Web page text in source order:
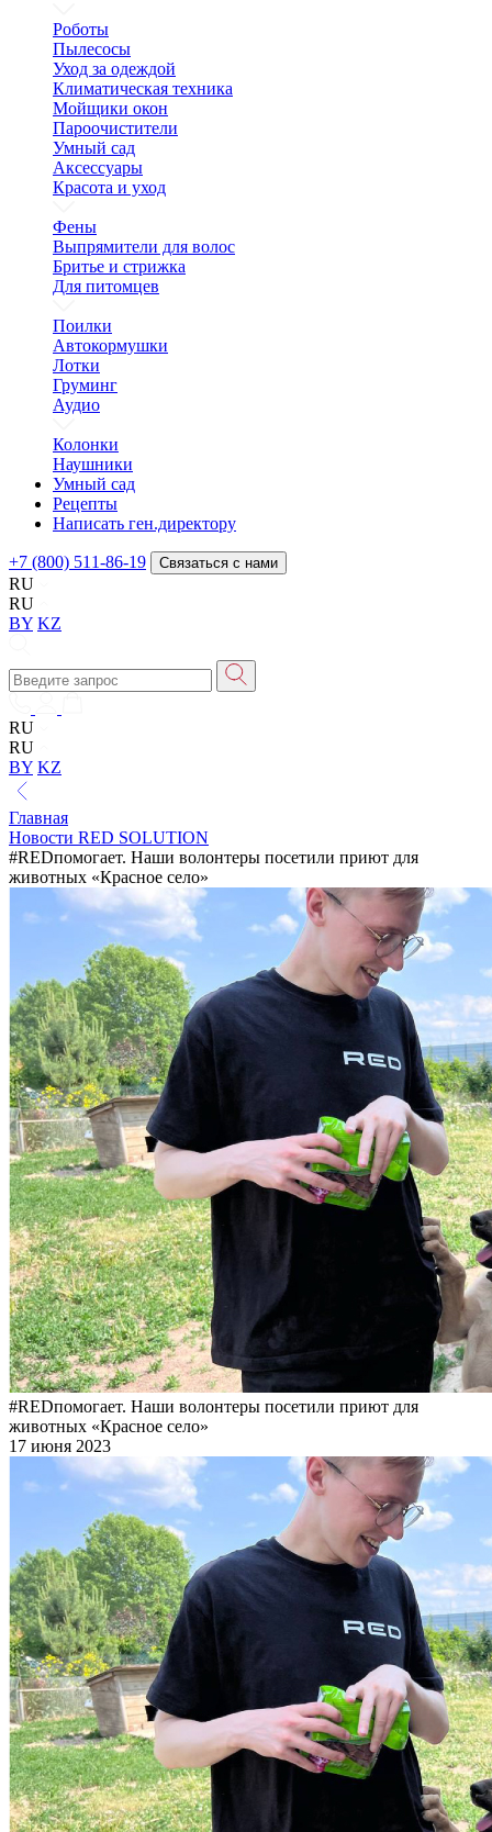
Роботы
Пылесосы
Уход за одеждой
Климатическая техника
Мойщики окон
Пароочистители
Умный сад
Аксессуары
Красота и уход
Фены
Выпрямители для волос
Бритье и стрижка
Для питомцев
Поилки
Автокормушки
Лотки
Груминг
Аудио
Колонки
Наушники
Умный сад
Рецепты
Написать ген.директору
+7 (800) 511-86-19 Связаться с нами
RU
RU
BY KZ
RU
RU
BY KZ
Главная
Новости RED SOLUTION
#REDпомогает. Наши волонтеры посетили приют для
животных «Красное село»
#REDпомогает. Наши волонтеры посетили приют для
животных «Красное село»
17 июня 2023